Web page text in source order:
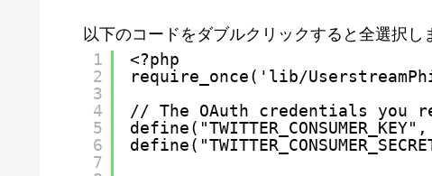
以下のコードをダブルクリックすると全選択し
1
2
3
4
5
6
7
<?php
require_once('lib/
// The OAuth credentials you